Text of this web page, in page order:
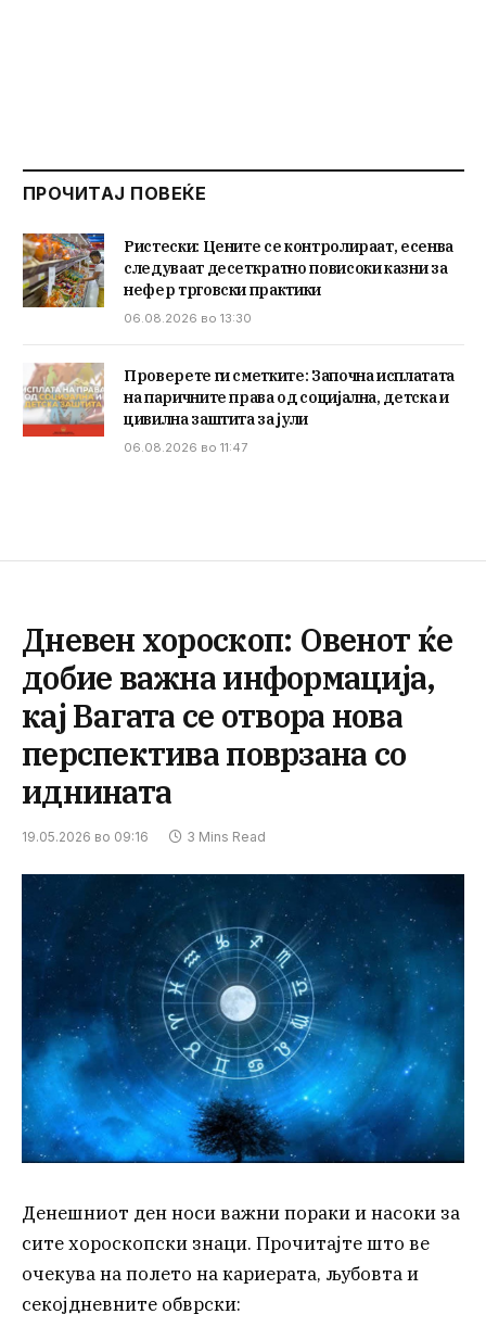
ПРОЧИТАЈ ПОВЕЌЕ
Ристески: Цените се контролираат, есенва
следуваат десеткратно повисоки казни за
нефер трговски практики
06.08.2026 во 13:30
Проверете ги сметките: Започна исплатата
на паричните права од социјална, детска и
цивилна заштита за јули
06.08.2026 во 11:47
Дневен хороскоп: Овенот ќе
добие важна информација,
кај Вагата се отвора нова
перспектива поврзана со
иднината
19.05.2026 во 09:16 3 Mins Read
Денешниот ден носи важни пораки и насоки за
сите хороскопски знаци. Прочитајте што ве
очекува на полето на кариерата, љубовта и
секојдневните обврски: